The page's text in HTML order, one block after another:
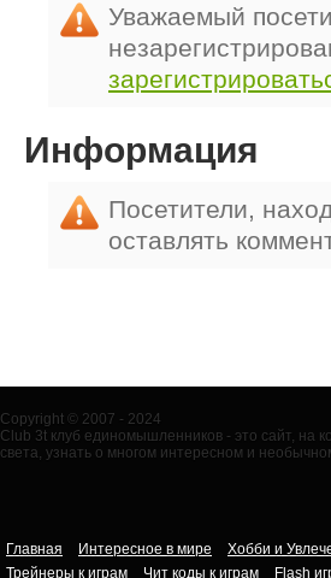
Уважаемый
Информация
Посетители,
оставлять
Copyright © 2007 - 2024
Club 3t клуб единомышленников - это сайт, на
света, узнать о многом интересном и
Главная Интересное в мире Хобби и
Трейнеры к играм
Чит коды к играм Flash